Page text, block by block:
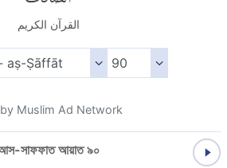
القرآن الكريم
Muslim Ad Network
সাফফাত আয়াত ৯০